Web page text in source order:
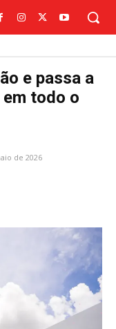
e passa a
todo o
de 2026